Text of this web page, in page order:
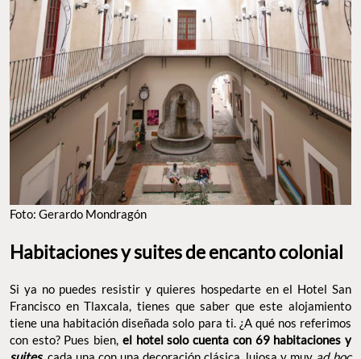
Foto: Gerardo Mondragón
Habitaciones y suites de encanto colonial
Si ya no puedes resistir y quieres hospedarte en el Hotel San
Francisco en Tlaxcala, tienes que saber que este alojamiento
tiene una habitación diseñada solo para ti. ¿A qué nos referimos
con esto? Pues bien, el hotel solo cuenta con 69 habitaciones y